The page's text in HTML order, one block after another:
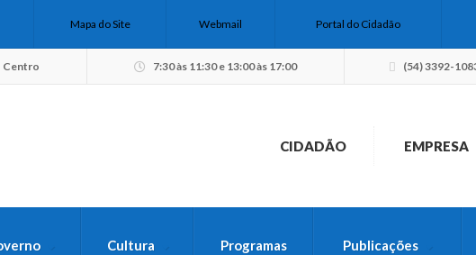
Mapa do Site Webmail Portal do Cidadão
Centro 7:30 às 11:30 e 13:00 às 17:00 (54) 3392-
CIDADÃO EMPRESA
Cultura Programas Publicações